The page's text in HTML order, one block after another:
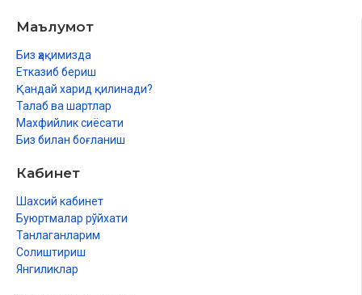
Маълумот
Биз ҳақимизда
Етказиб бериш
Қандай харид қилинади?
Талаб ва шартлар
Махфийлик сиёсати
Биз билан боғланиш
Кабинет
Шахсий кабинет
Буюртмалар рўйхати
Танлаганларим
Солиштириш
Янгиликлар